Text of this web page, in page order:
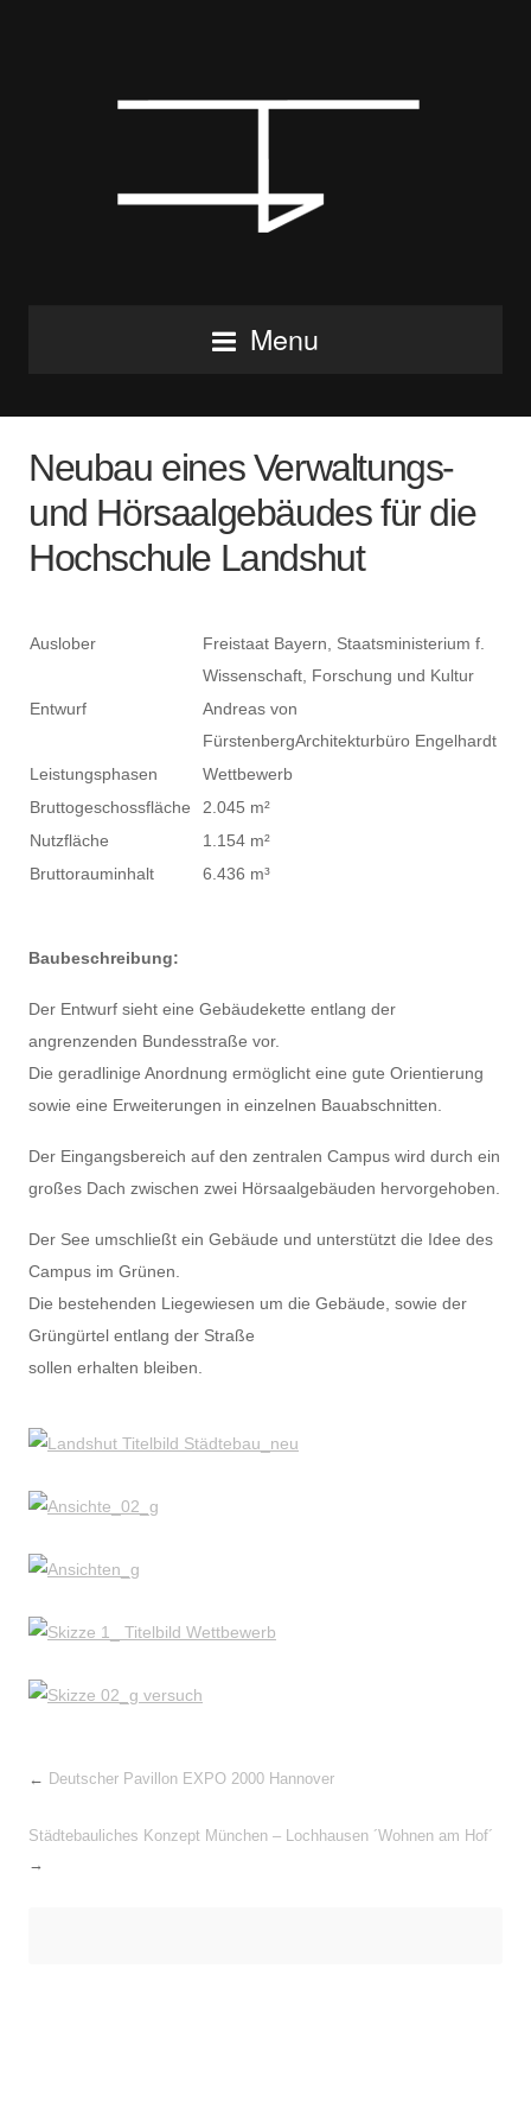
Menu
Neubau eines Verwaltungs-
und Hörsaalgebäudes für die
Hochschule Landshut
Auslober
Freistaat Bayern, Staatsministerium f.
Wissenschaft, Forschung und Kultur
Entwurf
Andreas von
FürstenbergArchitekturbüro Engelhardt
Leistungsphasen
Wettbewerb
Bruttogeschossfläche
2.045 m²
Nutzfläche
1.154 m²
Bruttorauminhalt
6.436 m³
Baubeschreibung:
Der Entwurf sieht eine Gebäudekette entlang der
angrenzenden Bundesstraße vor.
Die geradlinige Anordnung ermöglicht eine gute Orientierung
sowie eine Erweiterungen in einzelnen Bauabschnitten.
Der Eingangsbereich auf den zentralen Campus wird durch ein
großes Dach zwischen zwei Hörsaalgebäuden hervorgehoben.
Der See umschließt ein Gebäude und unterstützt die Idee des
Campus im Grünen.
Die bestehenden Liegewiesen um die Gebäude, sowie der
Grüngürtel entlang der Straße
sollen erhalten bleiben.
← Deutscher Pavillon EXPO 2000 Hannover
Städtebauliches Konzept München – Lochhausen ´Wohnen am Hof´
→